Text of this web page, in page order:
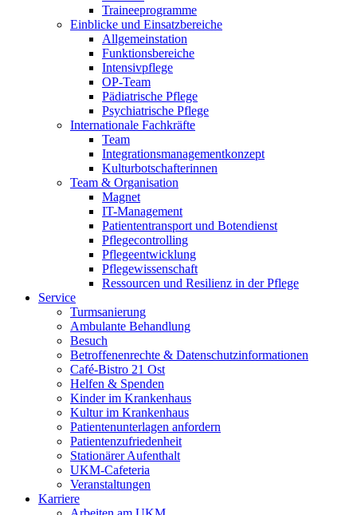
Traineeprogramme
Einblicke und Einsatzbereiche
Allgemeinstation
Funktionsbereiche
Intensivpflege
OP-Team
Pädiatrische Pflege
Psychiatrische Pflege
Internationale Fachkräfte
Team
Integrationsmanagementkonzept
Kulturbotschafterinnen
Team & Organisation
Magnet
IT-Management
Patiententransport und Botendienst
Pflegecontrolling
Pflegeentwicklung
Pflegewissenschaft
Ressourcen und Resilienz in der Pflege
Service
Turmsanierung
Ambulante Behandlung
Besuch
Betroffenenrechte & Datenschutzinformationen
Café-Bistro 21 Ost
Helfen & Spenden
Kinder im Krankenhaus
Kultur im Krankenhaus
Patientenunterlagen anfordern
Patientenzufriedenheit
Stationärer Aufenthalt
UKM-Cafeteria
Veranstaltungen
Karriere